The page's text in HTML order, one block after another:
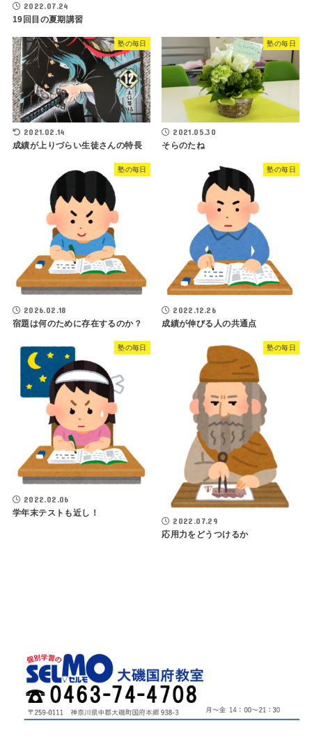
2022.07.24
19回目の夏期講習
塾の毎日
2021.02.14
成績が上りづらい生徒さんの特長
塾の毎日
2021.05.30
そらのたね
塾の毎日
2026.02.18
宿題は何のために存在するのか？
塾の毎日
2022.12.26
成績が伸びる人の共通点
塾の毎日
2022.02.06
学年末テストも近し！
塾の毎日
2022.07.29
応用力をどうつけるか